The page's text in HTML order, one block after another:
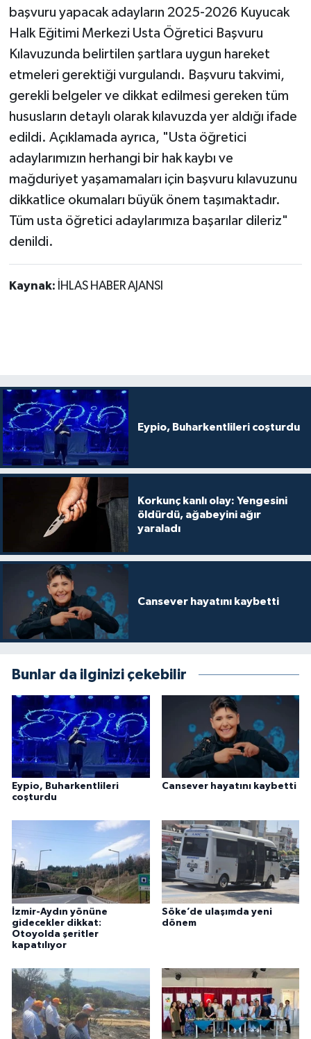
başvuru yapacak adayların 2025-2026 Kuyucak
Halk Eğitimi Merkezi Usta Öğretici Başvuru
Kılavuzunda belirtilen şartlara uygun hareket
etmeleri gerektiği vurgulandı. Başvuru takvimi,
gerekli belgeler ve dikkat edilmesi gereken tüm
hususların detaylı olarak kılavuzda yer aldığı ifade
edildi. Açıklamada ayrıca, "Usta öğretici
adaylarımızın herhangi bir hak kaybı ve
mağduriyet yaşamamaları için başvuru kılavuzunu
dikkatlice okumaları büyük önem taşımaktadır.
Tüm usta öğretici adaylarımıza başarılar dileriz"
denildi.
Kaynak: İHLAS HABER AJANSI
Eypio, Buharkentlileri coşturdu
Korkunç kanlı olay: Yengesini
öldürdü, ağabeyini ağır
yaraladı
Cansever hayatını kaybetti
Bunlar da ilginizi çekebilir
Eypio, Buharkentlileri
coşturdu
Cansever hayatını kaybetti
İzmir-Aydın yönüne
gidecekler dikkat:
Otoyolda şeritler
kapatılıyor
Söke’de ulaşımda yeni
dönem